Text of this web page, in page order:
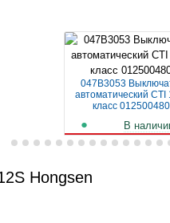
047B3053
автоматический CTI
класс
В
1 119 руб.
Hongsen